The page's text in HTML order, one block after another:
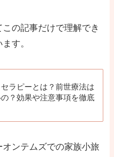
の記事だけで理解でき
す。
セラピーとは？前世療法は
？効果や注意事項を徹底
ンテムズでの家族小旅